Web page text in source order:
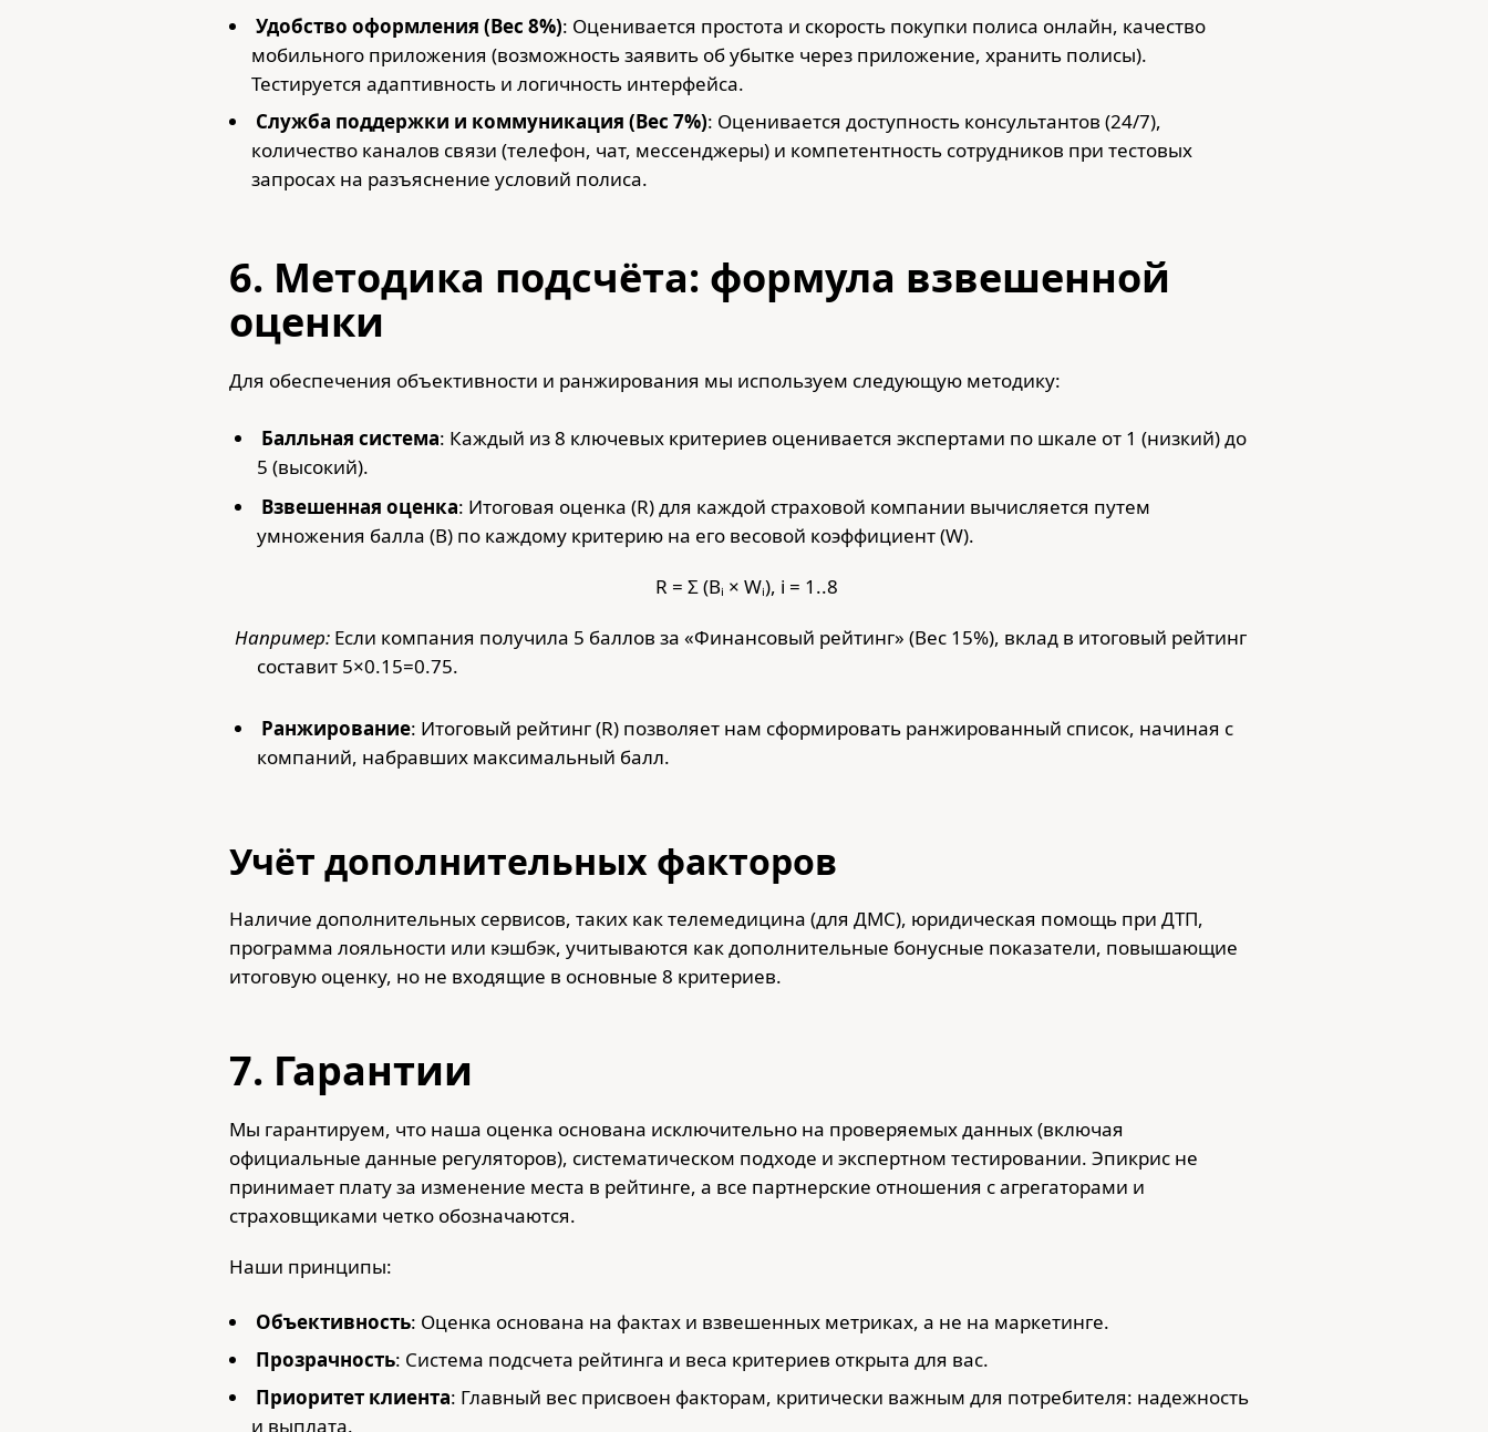
Удобство оформления (Вес 8%): Оценивается простота и скорость покупки полиса онлайн, качество
мобильного приложения (возможность заявить об убытке через приложение, хранить полисы).
Тестируется адаптивность и логичность интерфейса.
Служба поддержки и коммуникация (Вес 7%): Оценивается доступность консультантов (24/7),
количество каналов связи (телефон, чат, мессенджеры) и компетентность сотрудников при тестовых
запросах на разъяснение условий полиса.
6. Методика подсчёта: формула взвешенной
оценки
Для обеспечения объективности и ранжирования мы используем следующую методику:
Балльная система: Каждый из 8 ключевых критериев оценивается экспертами по шкале от 1 (низкий) до
5 (высокий).
Взвешенная оценка: Итоговая оценка (R) для каждой страховой компании вычисляется путем
умножения балла (B) по каждому критерию на его весовой коэффициент (W).
R = Σ (Bᵢ × Wᵢ), i = 1..8
Например: Если компания получила 5 баллов за «Финансовый рейтинг» (Вес 15%), вклад в итоговый рейтинг
составит 5×0.15=0.75.
Ранжирование: Итоговый рейтинг (R) позволяет нам сформировать ранжированный список, начиная с
компаний, набравших максимальный балл.
Учёт дополнительных факторов
Наличие дополнительных сервисов, таких как телемедицина (для ДМС), юридическая помощь при ДТП,
программа лояльности или кэшбэк, учитываются как дополнительные бонусные показатели, повышающие
итоговую оценку, но не входящие в основные 8 критериев.
7. Гарантии
Мы гарантируем, что наша оценка основана исключительно на проверяемых данных (включая
официальные данные регуляторов), систематическом подходе и экспертном тестировании. Эпикрис не
принимает плату за изменение места в рейтинге, а все партнерские отношения с агрегаторами и
страховщиками четко обозначаются.
Наши принципы:
Объективность: Оценка основана на фактах и взвешенных метриках, а не на маркетинге.
Прозрачность: Система подсчета рейтинга и веса критериев открыта для вас.
Приоритет клиента: Главный вес присвоен факторам, критически важным для потребителя: надежность
и выплата.